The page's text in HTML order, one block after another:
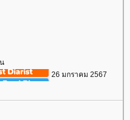
26 มกราคม 2567